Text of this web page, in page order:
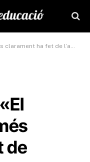
concepte revolucionari són els feminismes»
de